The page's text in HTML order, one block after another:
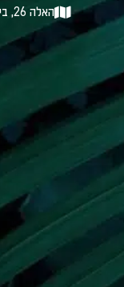
האלה 26, בית עזרא